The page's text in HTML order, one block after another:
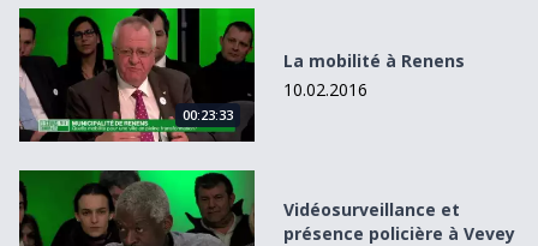
La mobilité à Renens
00:23:33
La mobilité à Renens
10.02.2016
Vidéosurveillance et présence policière à Vevey
Vidéosurveillance et
présence policière à Vevey